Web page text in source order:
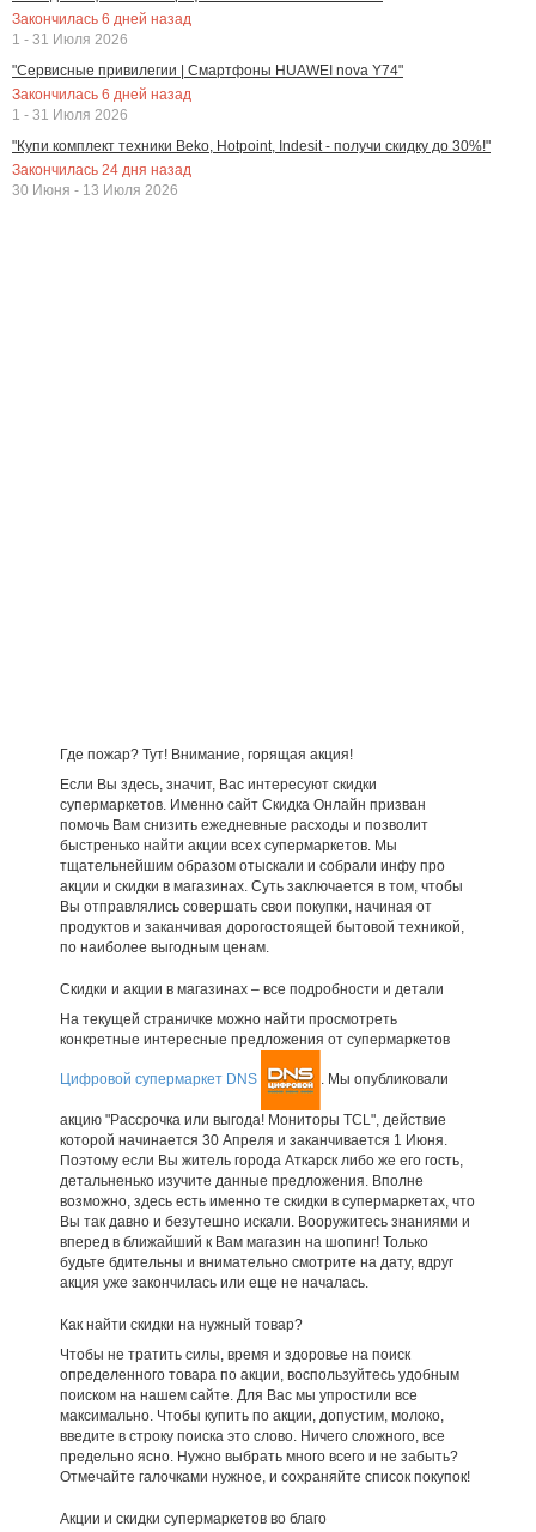
Закончилась 6 дней назад
1 - 31 Июля 2026
"Сервисные привилегии | Смартфоны HUAWEI nova Y74"
Закончилась 6 дней назад
1 - 31 Июля 2026
"Купи комплект техники Beko, Hotpoint, Indesit - получи скидку до 30%!"
Закончилась 24 дня назад
30 Июня - 13 Июля 2026
Где пожар? Тут! Внимание, горящая акция!
Если Вы здесь, значит, Вас интересуют скидки
супермаркетов. Именно сайт Скидка Онлайн призван
помочь Вам снизить ежедневные расходы и позволит
быстренько найти акции всех супермаркетов. Мы
тщательнейшим образом отыскали и собрали инфу про
акции и скидки в магазинах. Суть заключается в том, чтобы
Вы отправлялись совершать свои покупки, начиная от
продуктов и заканчивая дорогостоящей бытовой техникой,
по наиболее выгодным ценам.
Скидки и акции в магазинах – все подробности и детали
На текущей страничке можно найти просмотреть
конкретные интересные предложения от супермаркетов
Цифровой супермаркет DNS . Мы опубликовали
акцию "Рассрочка или выгода! Мониторы TCL", действие
которой начинается 30 Апреля и заканчивается 1 Июня.
Поэтому если Вы житель города Аткарск либо же его гость,
детальненько изучите данные предложения. Вполне
возможно, здесь есть именно те скидки в супермаркетах, что
Вы так давно и безутешно искали. Вооружитесь знаниями и
вперед в ближайший к Вам магазин на шопинг! Только
будьте бдительны и внимательно смотрите на дату, вдруг
акция уже закончилась или еще не началась.
Как найти скидки на нужный товар?
Чтобы не тратить силы, время и здоровье на поиск
определенного товара по акции, воспользуйтесь удобным
поиском на нашем сайте. Для Вас мы упростили все
максимально. Чтобы купить по акции, допустим, молоко,
введите в строку поиска это слово. Ничего сложного, все
предельно ясно. Нужно выбрать много всего и не забыть?
Отмечайте галочками нужное, и сохраняйте список покупок!
Акции и скидки супермаркетов во благо